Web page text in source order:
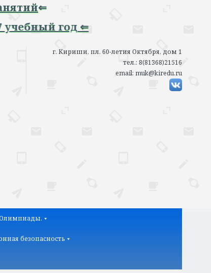
⇐
год ⇐
г. Кириши, пл. 60-летия Октября, дом 1
тел.: 8(81368)21516
email: muk@kiredu.ru
безопасность